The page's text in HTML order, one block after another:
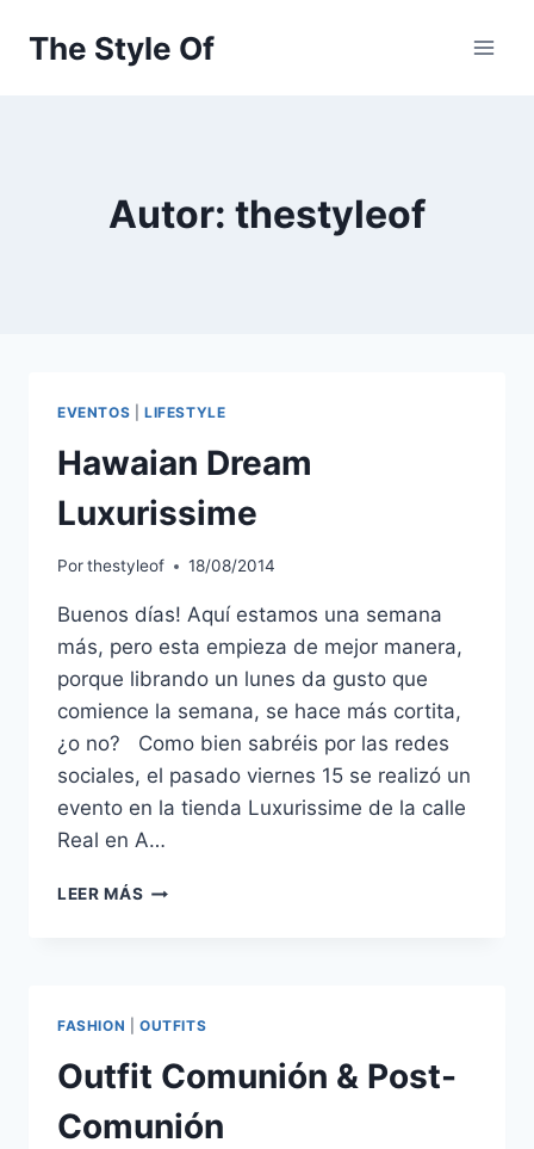
The Style Of
Autor: thestyleof
EVENTOS LIFESTYLE
Hawaian Dream
Luxurissime
Porthestyleof 18/08/2014
Buenos días! Aquí estamos una semana
más, pero esta empieza de mejor manera,
porque librando un lunes da gusto que
comience la semana, se hace más cortita,
¿o no? Como bien sabréis por las redes
sociales, el pasado viernes 15 se realizó un
evento en la tienda Luxurissime de la calle
Real en A…
LEER MÁS HAWAIAN
FASHION OUTFITS
Outfit Comunión & Post-
Comunión